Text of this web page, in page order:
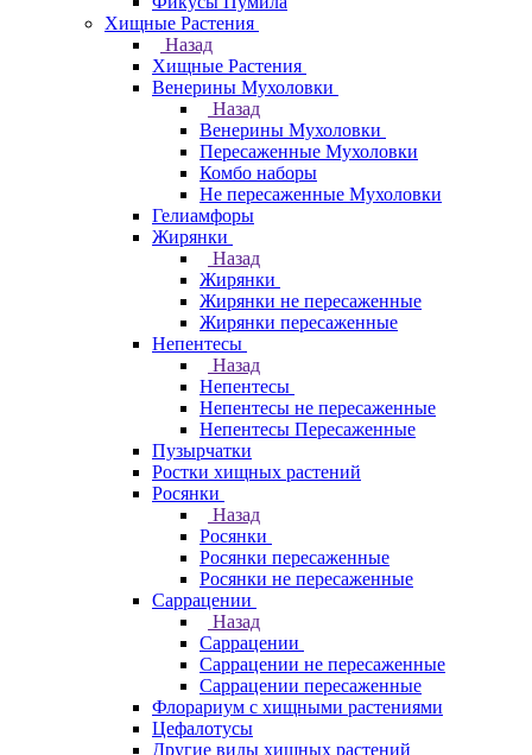
Хищные Растения
Назад
Хищные Растения
Венерины Мухоловки
Назад
Венерины Мухоловки
Пересаженные Мухоловки
Комбо наборы
Не пересаженные Мухоловки
Гелиамфоры
Жирянки
Назад
Жирянки
Жирянки не пересаженные
Жирянки пересаженные
Непентесы
Назад
Непентесы
Непентесы не пересаженные
Непентесы Пересаженные
Пузырчатки
Ростки хищных растений
Росянки
Назад
Росянки
Росянки пересаженные
Росянки не пересаженные
Саррацении
Назад
Саррацении
Саррацении не пересаженные
Саррацении пересаженные
Флорариум с хищными растениями
Цефалотусы
Другие виды хищных растений